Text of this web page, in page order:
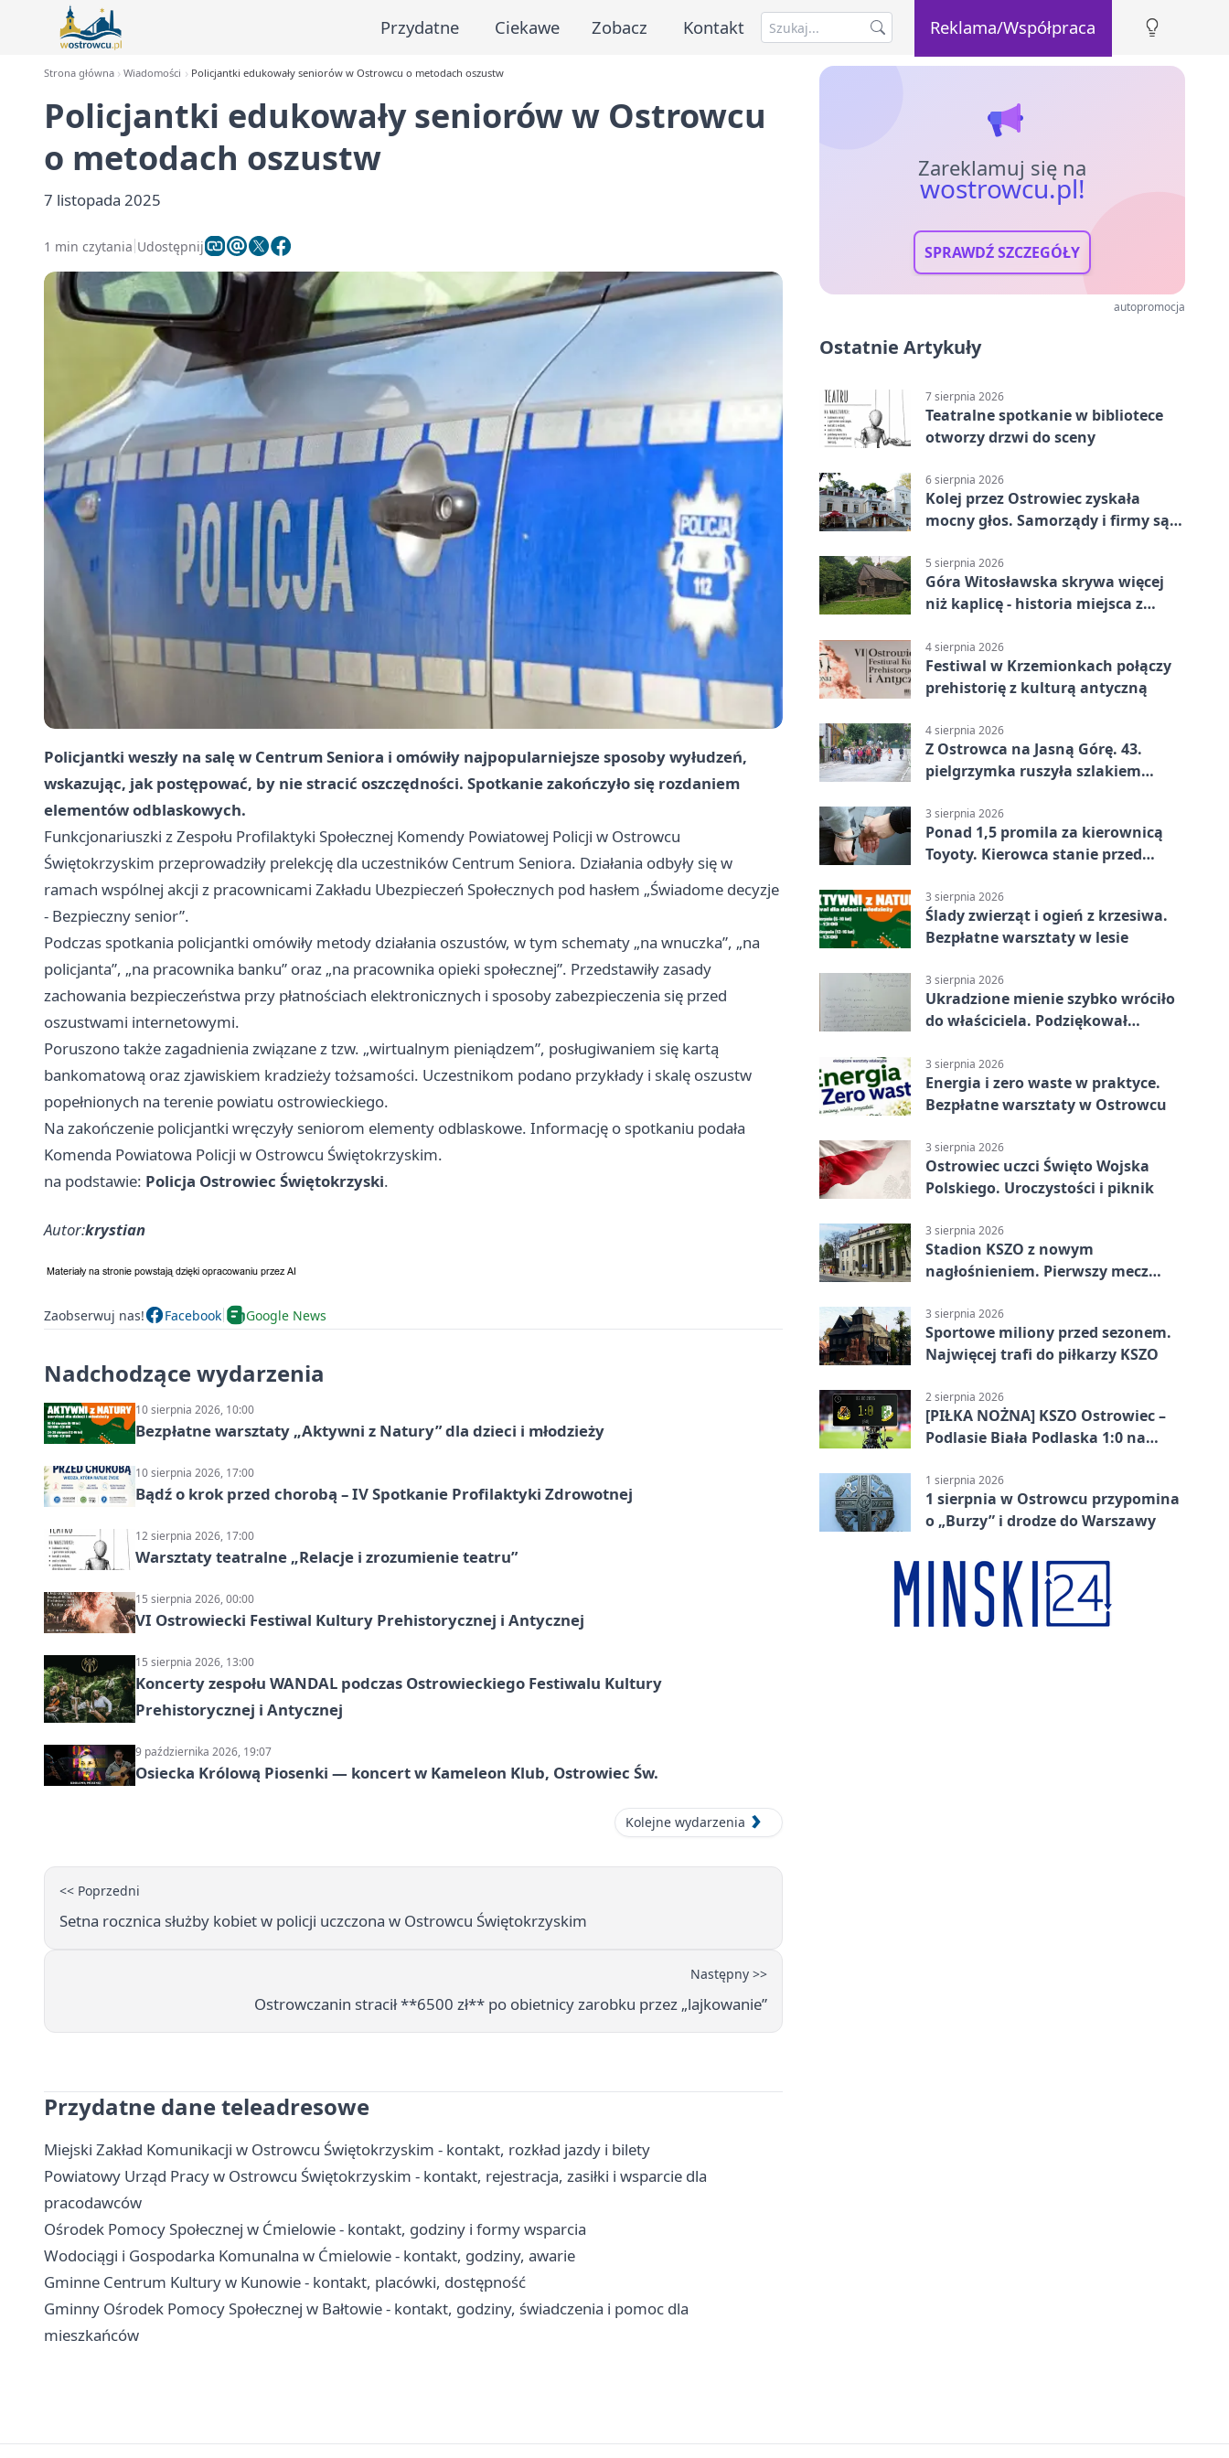
Przydatne Ciekawe Zobacz Kontakt Reklama/Współpraca
Strona główna Wiadomości Policjantki edukowały seniorów w Ostrowcu o metodach oszustw
Policjantki edukowały seniorów w Ostrowcu
o metodach oszustw
7 listopada 2025
1 min czytania Udostępnij
Policjantki weszły na salę w Centrum Seniora i omówiły najpopularniejsze sposoby wyłudzeń,
wskazując, jak postępować, by nie stracić oszczędności. Spotkanie zakończyło się rozdaniem
elementów odblaskowych.
Funkcjonariuszki z Zespołu Profilaktyki Społecznej Komendy Powiatowej Policji w Ostrowcu
Świętokrzyskim przeprowadziły prelekcję dla uczestników Centrum Seniora. Działania odbyły się w
ramach wspólnej akcji z pracownicami Zakładu Ubezpieczeń Społecznych pod hasłem „Świadome decyzje
- Bezpieczny senior”.
Podczas spotkania policjantki omówiły metody działania oszustów, w tym schematy „na wnuczka”, „na
policjanta”, „na pracownika banku” oraz „na pracownika opieki społecznej”. Przedstawiły zasady
zachowania bezpieczeństwa przy płatnościach elektronicznych i sposoby zabezpieczenia się przed
oszustwami internetowymi.
Poruszono także zagadnienia związane z tzw. „wirtualnym pieniądzem”, posługiwaniem się kartą
bankomatową oraz zjawiskiem kradzieży tożsamości. Uczestnikom podano przykłady i skalę oszustw
popełnionych na terenie powiatu ostrowieckiego.
Na zakończenie policjantki wręczyły seniorom elementy odblaskowe. Informację o spotkaniu podała
Komenda Powiatowa Policji w Ostrowcu Świętokrzyskim.
na podstawie: Policja Ostrowiec Świętokrzyski.
Autor:krystian
Zaobserwuj nas! Facebook Google News
Nadchodzące wydarzenia
10 sierpnia 2026, 10:00
Bezpłatne warsztaty „Aktywni z Natury” dla dzieci i młodzieży
10 sierpnia 2026, 17:00
Bądź o krok przed chorobą – IV Spotkanie Profilaktyki Zdrowotnej
12 sierpnia 2026, 17:00
Warsztaty teatralne „Relacje i zrozumienie teatru”
15 sierpnia 2026, 00:00
VI Ostrowiecki Festiwal Kultury Prehistorycznej i Antycznej
15 sierpnia 2026, 13:00
Koncerty zespołu WANDAL podczas Ostrowieckiego Festiwalu Kultury
Prehistorycznej i Antycznej
9 października 2026, 19:07
Osiecka Królową Piosenki — koncert w Kameleon Klub, Ostrowiec Św.
Kolejne wydarzenia
<< Poprzedni
Setna rocznica służby kobiet w policji uczczona w Ostrowcu Świętokrzyskim
Następny >>
Ostrowczanin stracił **6500 zł** po obietnicy zarobku przez „lajkowanie”
Przydatne dane teleadresowe
Miejski Zakład Komunikacji w Ostrowcu Świętokrzyskim - kontakt, rozkład jazdy i bilety
Powiatowy Urząd Pracy w Ostrowcu Świętokrzyskim - kontakt, rejestracja, zasiłki i wsparcie dla
pracodawców
Ośrodek Pomocy Społecznej w Ćmielowie - kontakt, godziny i formy wsparcia
Wodociągi i Gospodarka Komunalna w Ćmielowie - kontakt, godziny, awarie
Gminne Centrum Kultury w Kunowie - kontakt, placówki, dostępność
Gminny Ośrodek Pomocy Społecznej w Bałtowie - kontakt, godziny, świadczenia i pomoc dla
mieszkańców
Zareklamuj się na
wostrowcu.pl!
SPRAWDŹ SZCZEGÓŁY
autopromocja
Ostatnie Artykuły
7 sierpnia 2026
Teatralne spotkanie w bibliotece
otworzy drzwi do sceny
6 sierpnia 2026
Kolej przez Ostrowiec zyskała
mocny głos. Samorządy i firmy są
5 sierpnia 2026
Góra Witosławska skrywa więcej
niż kaplicę - historia miejsca z
4 sierpnia 2026
Festiwal w Krzemionkach połączy
prehistorię z kulturą antyczną
4 sierpnia 2026
Z Ostrowca na Jasną Górę. 43.
pielgrzymka ruszyła szlakiem
3 sierpnia 2026
Ponad 1,5 promila za kierownicą
Toyoty. Kierowca stanie przed
3 sierpnia 2026
Ślady zwierząt i ogień z krzesiwa.
Bezpłatne warsztaty w lesie
3 sierpnia 2026
Ukradzione mienie szybko wróciło
do właściciela. Podziękował
3 sierpnia 2026
Energia i zero waste w praktyce.
Bezpłatne warsztaty w Ostrowcu
3 sierpnia 2026
Ostrowiec uczci Święto Wojska
Polskiego. Uroczystości i piknik
3 sierpnia 2026
Stadion KSZO z nowym
nagłośnieniem. Pierwszy mecz
3 sierpnia 2026
Sportowe miliony przed sezonem.
Najwięcej trafi do piłkarzy KSZO
2 sierpnia 2026
[PIŁKA NOŻNA] KSZO Ostrowiec –
Podlasie Biała Podlaska 1:0 na
(Grupa IV)
1 sierpnia 2026
1 sierpnia w Ostrowcu przypomina
o „Burzy” i drodze do Warszawy